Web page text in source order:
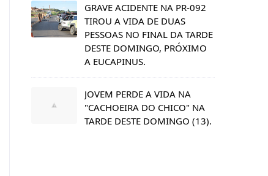
GRAVE ACIDENTE NA PR-092
TIROU A VIDA DE DUAS
PESSOAS NO FINAL DA TARDE
DESTE DOMINGO, PRÓXIMO
A EUCAPINUS.
JOVEM PERDE A VIDA NA
"CACHOEIRA DO CHICO" NA
TARDE DESTE DOMINGO (13).